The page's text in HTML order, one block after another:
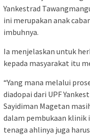
Yankestrad
ini merupakan anak
imbuhnya.
Ia menjelaskan untuk
kepada masyarakat itu
“Yang mana melalui
diadopai dari UPF
Sayidiman Magetan
dalam pembukaan klinik
tenaga ahlinya juga